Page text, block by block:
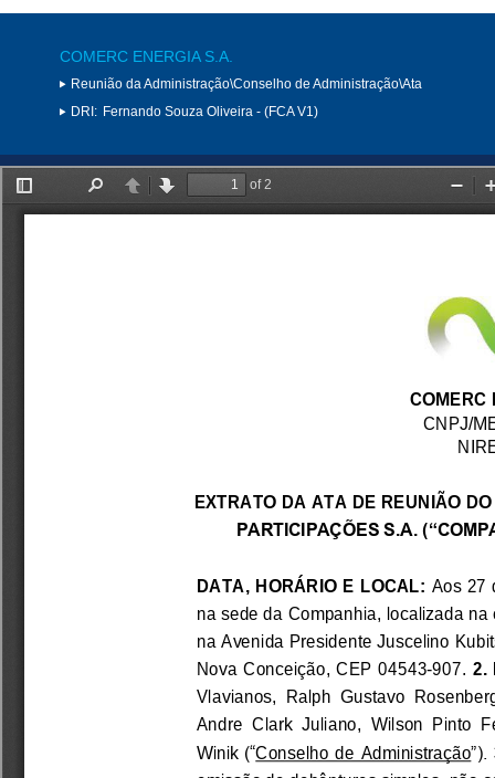
COMERC ENERGIA S.A.
Reunião da Administração\Conselho de Administração\Ata
DRI: Fernando Souza Oliveira - (FCA V1)